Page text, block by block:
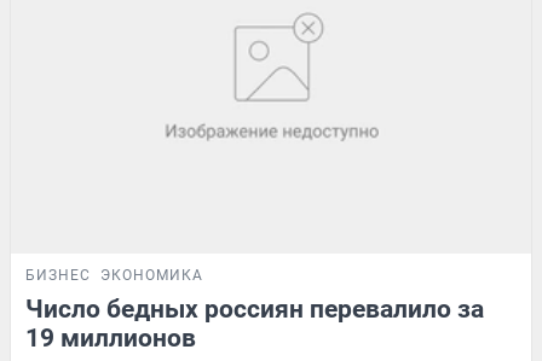
БИЗНЕС ЭКОНОМИКА
Число бедных россиян перевалило за
19 миллионов